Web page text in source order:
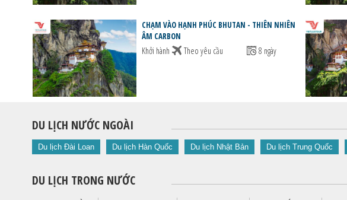
CHẠM VÀO HẠNH PHÚC BHUTAN - THIÊN NHIÊN
ÂM CARBON
Khởi hành Theo yêu cầu 8 ngày
DU LỊCH NƯỚC NGOÀI
Du lịch Đài Loan Du lịch Hàn Quốc Du lịch Nhật Bản Du lịch Trung Quốc
DU LỊCH TRONG NƯỚC